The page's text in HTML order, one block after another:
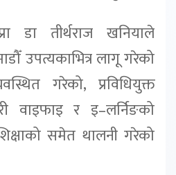
डा तीर्थराज खनियाले
उपत्यकाभित्र लागू गरेको
गरेको, प्रविधियुक्त
वाइफाइ र इ–लर्निङको
समेत थालनी गरेको